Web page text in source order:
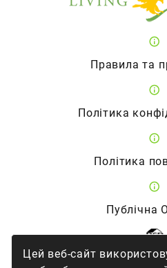
Цей веб-сайт
Правила та
Політика
Політика
Публічна
Член Асоціації